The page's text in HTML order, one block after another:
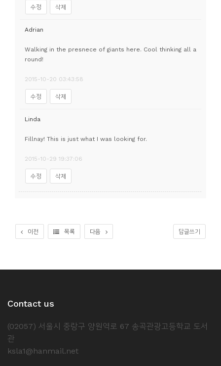
수정 삭제
Adrian
Walking in the presnece of giants here. Cool thinking all a
round!
2015-10-20 03:43:58
수정 삭제
Linda
Fillnay! This is just what I was looking for.
2015-10-29 19:37:06
수정 삭제
이전 목록 다음 답글쓰기
Contact us
(02057) 서울시 중랑구 양원역로 67 송곡관광고등학교 도서
관
ksla1@hanmail.net